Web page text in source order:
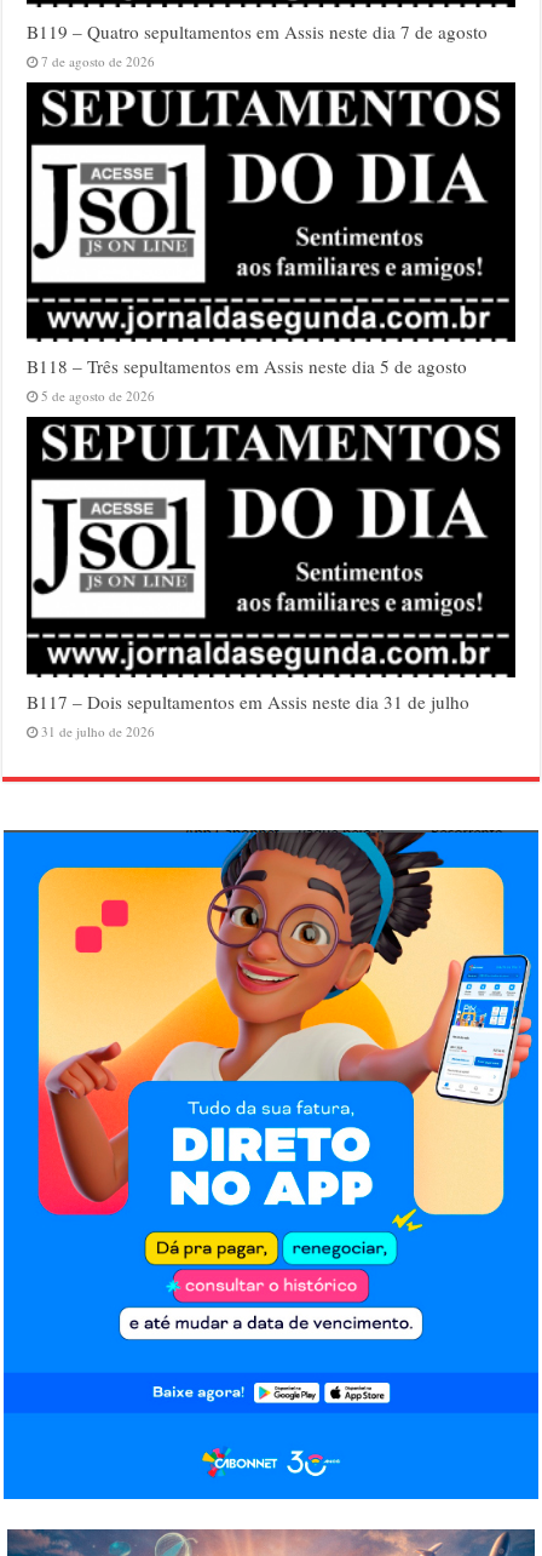
B119 – Quatro sepultamentos em Assis neste dia 7 de agosto
7 de agosto de 2026
B118 – Três sepultamentos em Assis neste dia 5 de agosto
5 de agosto de 2026
B117 – Dois sepultamentos em Assis neste dia 31 de julho
31 de julho de 2026